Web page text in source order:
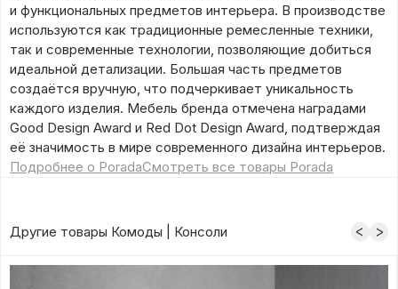
и функциональных предметов интерьера. В производстве
используются как традиционные ремесленные техники,
так и современные технологии, позволяющие добиться
идеальной детализации. Большая часть предметов
создаётся вручную, что подчеркивает уникальность
каждого изделия. Мебель бренда отмечена наградами
Good Design Award и Red Dot Design Award, подтверждая
её значимость в мире современного дизайна интерьеров.
Подробнее о PoradaСмотреть все товары Porada
Другие товары Комоды | Консоли